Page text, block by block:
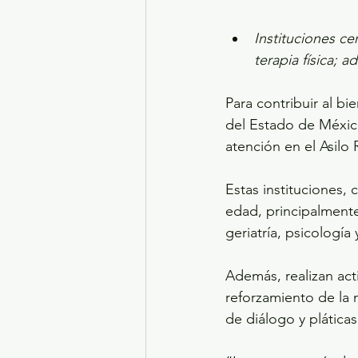
Instituciones
terapia física;
Para contribuir al
del Estado de
atención en el Asilo
Estas instituciones,
edad,
geriatría, psicología
Además, realizan
reforzamiento de la
de diálogo y